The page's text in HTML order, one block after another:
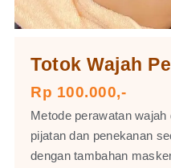
Totok Wajah
Rp 100.000,-
Metode perawatan
pijatan dan penekanan
dengan tambahan